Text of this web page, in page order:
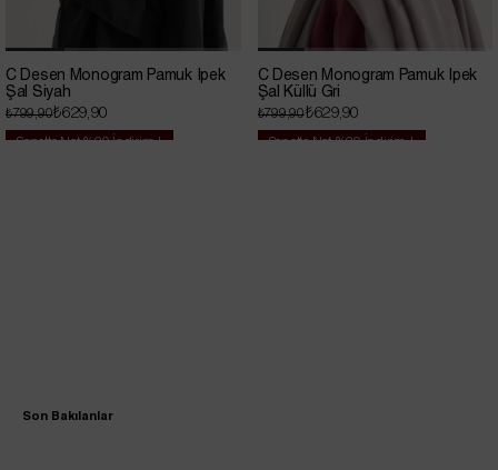
C Desen Monogram Pamuk İpek
Şal Siyah
₺629,90
₺799,90
Sepette Net %20 İndirim !
C Desen Monogram Pamuk İpek
Şal Küllü Gri
₺629,90
₺799,90
Sepette Net %20 İndirim !
Son Bakılanlar